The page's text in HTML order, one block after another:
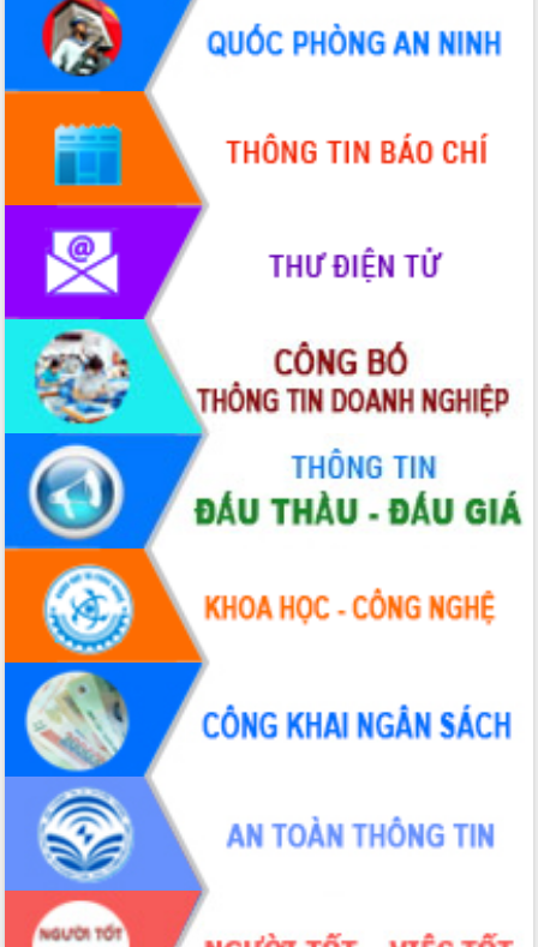
Gỡ khó, khởi công xây dựng, sửa chữa
toàn bộ nhà ở cho hộ dân đúng tiến độ
đề ra
UBND tỉnh Đắk Lắk tổng kết công tác
quốc phòng, quân sự địa phương năm
Tập trung triển khai quyết liệt, đồng bộ
các giải pháp nhằm thực hiện hiệu quả
các nhiệm vụ đề ra năm 2025
Phát huy vai trò của người có uy tín
trong phòng chống tảo hôn và hôn
nhân cận huyết thống
Nông sản Tây Nguyên thu hút doanh
nghiệp nước ngoài
Đắk Lắk định vị thương hiệu du lịch
“Biển – Rừng – Cà phê” trong không
gian phát triển mới
Hội nghị chia sẻ kinh nghiệm, chuyển
giao kỹ thuật y tế, định hướng phát
triển chuyên sâu đến 2030
Chuyển đổi số mở ra không gian phát
triển trong lĩnh vực văn hóa, du lịch
Công bố quyết định của Ban Thường
vụ Tỉnh ủy về công tác cán bộ.
Thủ tướng Phạm Minh Chính: Khẩn
trương tái thiết cuộc sống người dân
sau thiên tai
Tập trung nâng cao chất lượng, tổ
chức sản xuất sầu riêng theo hướng
bền vững
Đẩy nhanh công tác khắc phục, ổn
định đời sống Nhân dân sau bão số 13
Bí thư Tỉnh ủy Lương Nguyễn Minh
Triết dự Ngày hội đại đoàn kết tại
Buôn Đăk Tuôr, xã Cư Pui
Khởi công xây dựng Trường Phổ thông